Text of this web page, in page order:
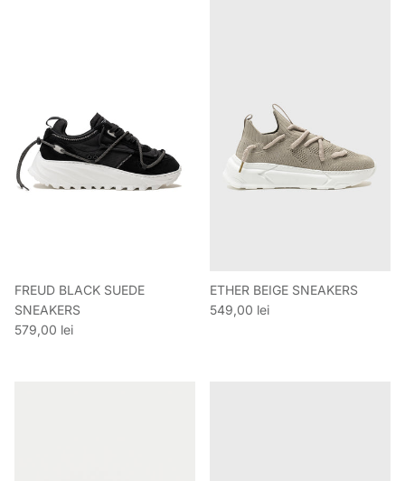
FREUD BLACK SUEDE
SNEAKERS
Preț obișnuit
579,00 lei
ETHER BEIGE SNEAKERS
Preț obișnuit
549,00 lei